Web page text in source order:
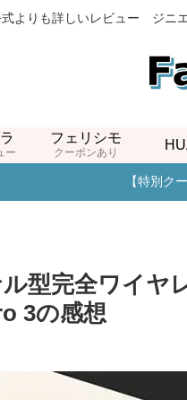
よりも詳しいレビュー ジニ
ー
フェリシモ
クーポンあり
【特別ク
型完全ワイヤ
3の感想